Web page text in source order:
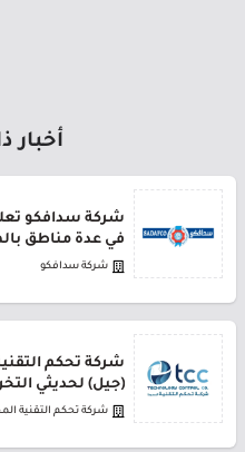
أخبار
شركة سدافكو
في عدة مناطق
شركة سدافكو
شركة تحكم
(جيل) لحديثي
شركة تحكم التقنية